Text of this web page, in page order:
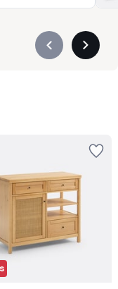
Précédent